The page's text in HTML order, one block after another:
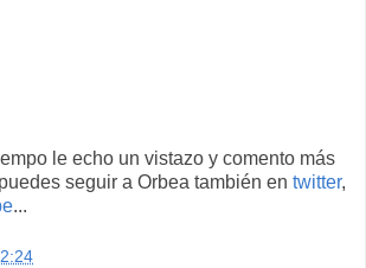
le echo un vistazo y comento más
seguir a Orbea también en twitter,
...